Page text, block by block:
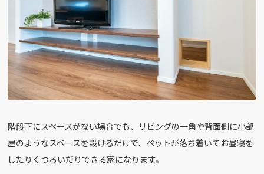
階段下にスペースがない場合でも、リビングの一角や背面側に小部
屋のようなスペースを設けるだけで、ペットが落ち着いてお昼寝を
したりくつろいだりできる家になります。